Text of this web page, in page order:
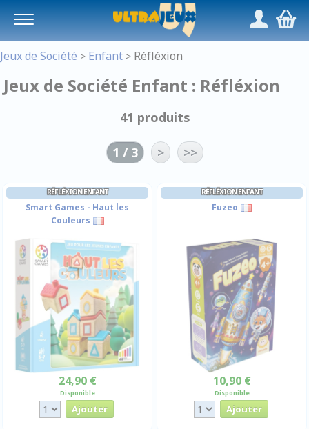
/,
Jeux de Société > Enfant > Réfléxion
Jeux de Société Enfant : Réfléxion
41 produits
1 / 3 > >>
RÉFLÉXION ENFANT
Smart Games - Haut les
Couleurs
24,90 €
Disponible
RÉFLÉXION ENFANT
Fuzeo
10,90 €
Disponible